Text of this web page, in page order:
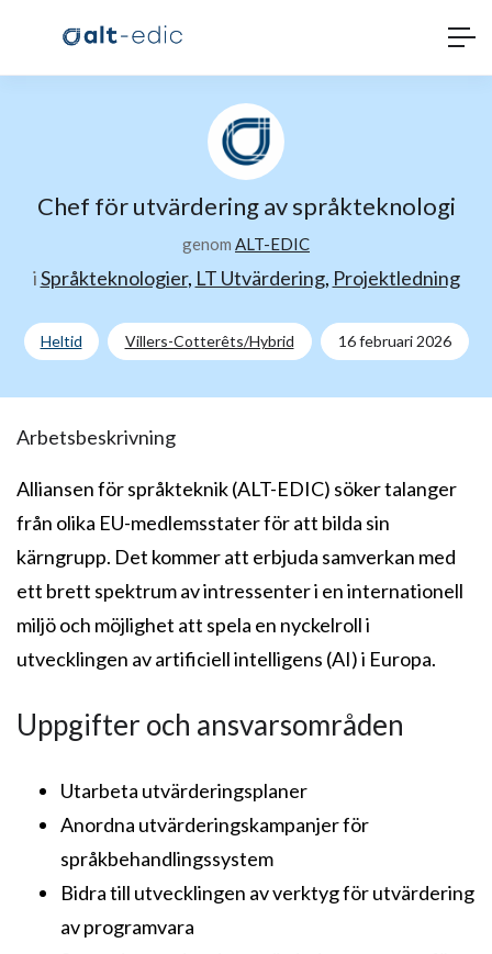
Chef för utvärdering av språkteknologi
genom ALT-EDIC
iSpråkteknologier, LT Utvärdering, Projektledning
Heltid Villers-Cotterêts/Hybrid 16 februari 2026
Arbetsbeskrivning
Alliansen för språkteknik (ALT-EDIC) söker talanger
från olika EU-medlemsstater för att bilda sin
kärngrupp. Det kommer att erbjuda samverkan med
ett brett spektrum av intressenter i en internationell
miljö och möjlighet att spela en nyckelroll i
utvecklingen av artificiell intelligens (AI) i Europa.
Uppgifter och ansvarsområden
Utarbeta utvärderingsplaner
Anordna utvärderingskampanjer för
språkbehandlingssystem
Bidra till utvecklingen av verktyg för utvärdering
av programvara